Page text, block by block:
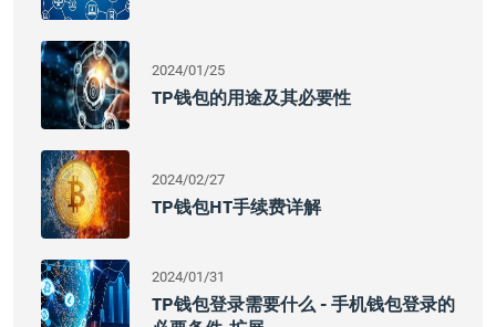
2024/01/25
TP钱包的用途及其必要性
2024/02/27
TP钱包HT手续费详解
2024/01/31
TP钱包登录需要什么 - 手机钱包登录的